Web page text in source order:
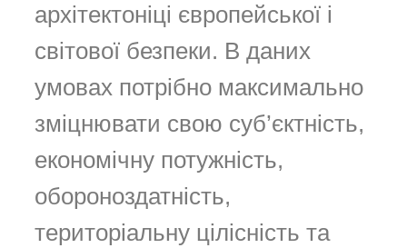
архітектоніці європейської і
світової безпеки. В даних
умовах потрібно максимально
зміцнювати свою суб’єктність,
економічну потужність,
обороноздатність,
територіальну цілісність та